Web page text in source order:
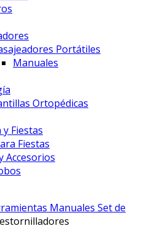
Portátiles
Manuales
Ortopédicas
Fiestas
Fiestas
Accesorios
Manuales Set de